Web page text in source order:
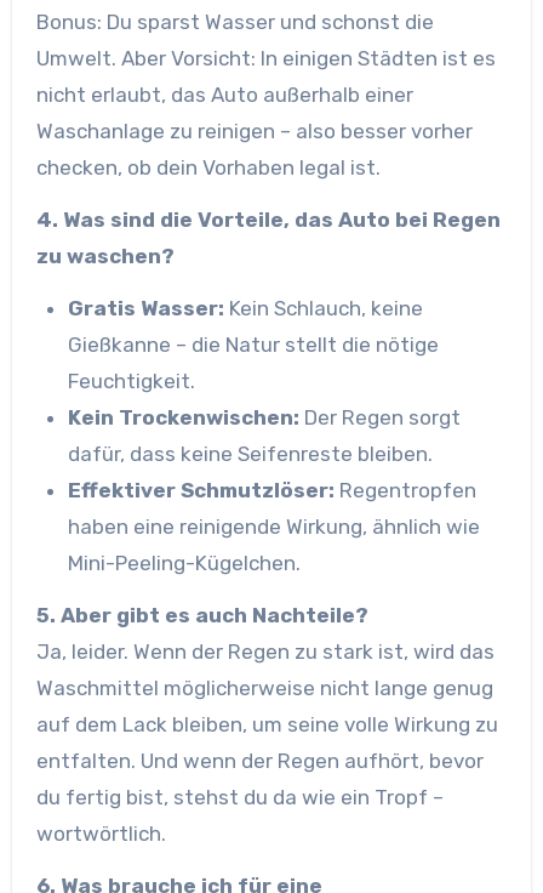
Bonus: Du sparst Wasser und schonst die
Umwelt. Aber Vorsicht: In einigen Städten ist es
nicht erlaubt, das Auto außerhalb einer
Waschanlage zu reinigen – also besser vorher
checken, ob dein Vorhaben legal ist.
4. Was sind die Vorteile, das Auto bei Regen
zu waschen?
Gratis Wasser: Kein Schlauch, keine
Gießkanne – die Natur stellt die nötige
Feuchtigkeit.
Kein Trockenwischen: Der Regen sorgt
dafür, dass keine Seifenreste bleiben.
Effektiver Schmutzlöser: Regentropfen
haben eine reinigende Wirkung, ähnlich wie
Mini-Peeling-Kügelchen.
5. Aber gibt es auch Nachteile?
Ja, leider. Wenn der Regen zu stark ist, wird das
Waschmittel möglicherweise nicht lange genug
auf dem Lack bleiben, um seine volle Wirkung zu
entfalten. Und wenn der Regen aufhört, bevor
du fertig bist, stehst du da wie ein Tropf –
wortwörtlich.
6. Was brauche ich für eine